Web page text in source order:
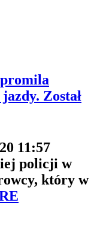
Został
11:57
policji w
który w